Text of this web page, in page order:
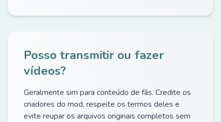
Posso transmitir ou fazer
vídeos?
Geralmente sim para conteúdo de fãs. Credite os
criadores do mod, respeite os termos deles e
evite reupar os arquivos originais completos sem